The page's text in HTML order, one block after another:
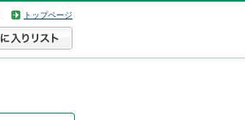
トップページ